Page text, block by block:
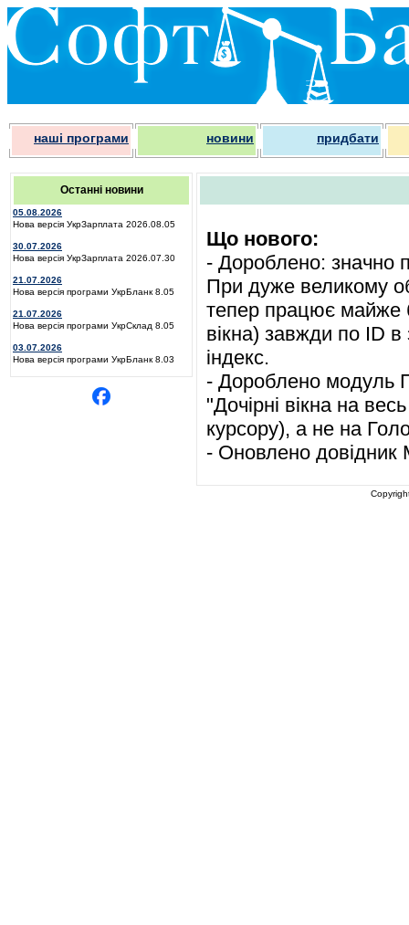
наші програми новини придбати
Останні новини
05.08.2026
Нова версія УкрЗарплата 2026.08.05
30.07.2026
Нова версія УкрЗарплата 2026.07.30
21.07.2026
Нова версія програми УкрБланк 8.05
21.07.2026
Нова версія програми УкрСклад 8.05
03.07.2026
Нова версія програми УкрБланк 8.03
Що нового:
- Дороблено: значно
При дуже великому
тепер працює майже
вікна) завжди по ID
індекс.
- Дороблено модуль
"Дочірні вікна на
курсору), а не на
- Оновлено довідник